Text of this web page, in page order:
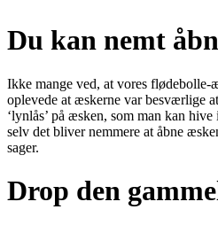
Du kan nemt
Ikke mange ved, at vores flødebolle-
oplevede at æskerne var besværlige
‘lynlås’ på æsken, som man kan
selv det bliver nemmere at åbne
sager.
Drop den